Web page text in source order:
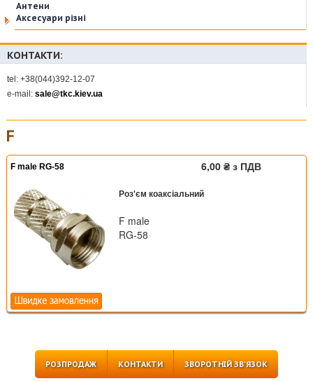
Антени
Аксесуари різні
КОНТАКТИ:
tel: +38(044)392-12-07
e-mail: sale@tkc.kiev.ua
F
F male RG-58 6,00 ₴ з ПДВ
Роз'єм коаксіальний
F male
RG-58
РОЗПРОДАЖ КОНТАКТИ ЗВОРОТНІЙ ЗВ'ЯЗОК